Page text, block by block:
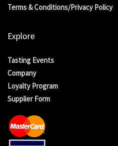
Terms & Conditions/Privacy Policy
Explore
Tasting Events
Company
Loyalty Program
Supplier Form